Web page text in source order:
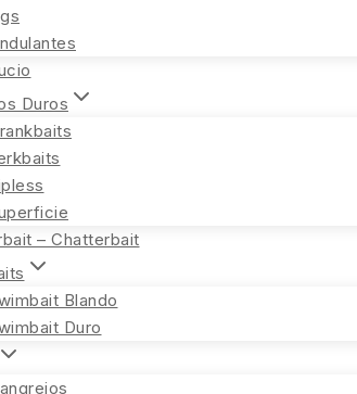
Duros
– Chatterbait
Blando
Duro